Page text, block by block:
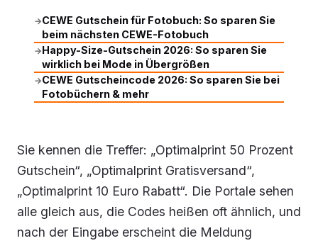
→CEWE Gutschein für Fotobuch: So sparen Sie
beim nächsten CEWE-Fotobuch
→Happy-Size-Gutschein 2026: So sparen Sie
wirklich bei Mode in Übergrößen
→CEWE Gutscheincode 2026: So sparen Sie bei
Fotobüchern & mehr
Sie kennen die Treffer: „Optimalprint 50 Prozent
Gutschein“, „Optimalprint Gratisversand“,
„Optimalprint 10 Euro Rabatt“. Die Portale sehen
alle gleich aus, die Codes heißen oft ähnlich, und
nach der Eingabe erscheint die Meldung